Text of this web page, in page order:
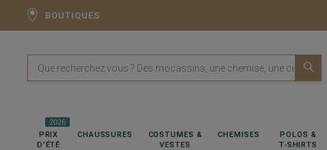
BOUTIQUES
PRIX
D'ÉTÉ
2026
CHAUSSURES
COSTUMES &
VESTES
CHEMISES
POLOS &
T-SHIRTS